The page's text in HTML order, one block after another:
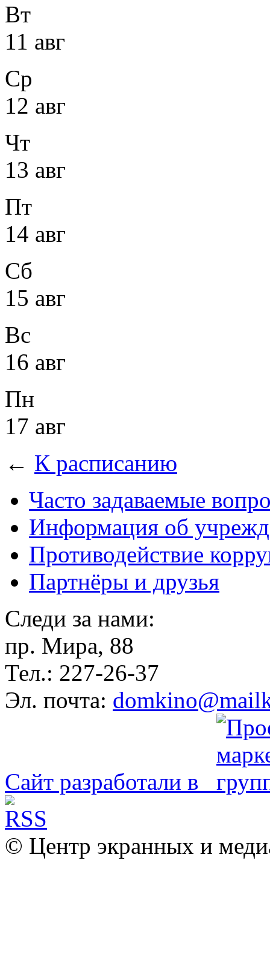
Вт
11 авг
Ср
12 авг
Чт
13 авг
Пт
14 авг
Сб
15 авг
Вс
16 авг
Пн
17 авг
← К расписанию
Часто задаваемые
Информация об
Противодействие
Партнёры и друзья
Следи за нами:
пр. Мира, 88
Тел.: 227-26-37
Эл. почта:
Сайт разработали в
© Центр экранных и